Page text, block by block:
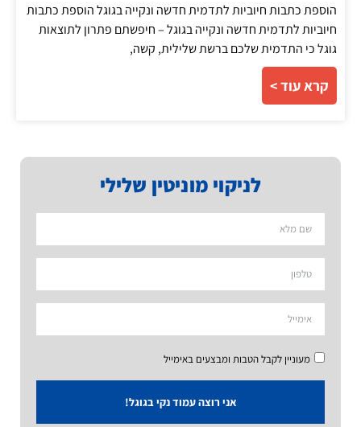
לניקוי מוניטין שלילי
מעוניין לקבל הטבות ומבצעים באימייל
אני רוצה עמוד נקי בגוגל!
הוספת כתבות חיוביות לתדמית חדשה ונקייה בגוגל הוספת כתבות
חיוביות לתדמית חדשה ונקייה בגוגל – חיפשתם פתרון לתוצאות
גוגל כי התדמית שלכם ברשת שלילית, קשה,
קרא עוד >